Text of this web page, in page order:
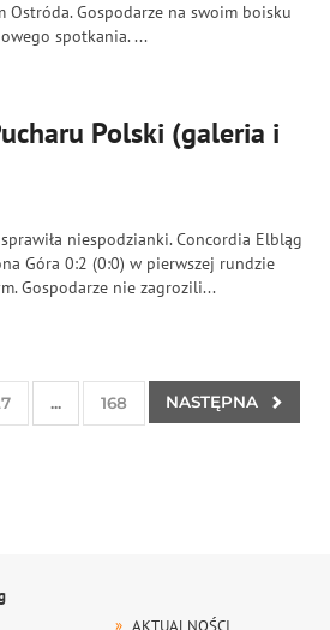
Ostróda. Gospodarze na swoim boisku
spotkania. ...
Polski (galeria i
niespodzianki. Concordia Elbląg
Góra 0:2 (0:0) w pierwszej rundzie
Gospodarze nie zagrozili...
... 168 NASTĘPNA
AKTUALNOŚCI